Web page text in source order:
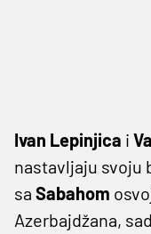
Ivan Lepinjica i
nastavljaju svoju
sa Sabahom
Azerbajdžana,